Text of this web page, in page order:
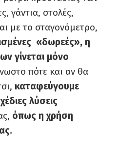
γάντια, στολές,
με το σταγονόμετρο,
«δωρεές», η
γίνεται μόνο
πότε και αν θα
καταφεύγουμε
λύσεις
όπως η χρήση